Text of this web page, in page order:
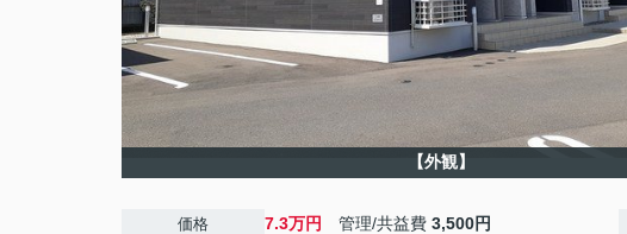
【外観】
価格 7.3万円 管理/共益費 3,500円